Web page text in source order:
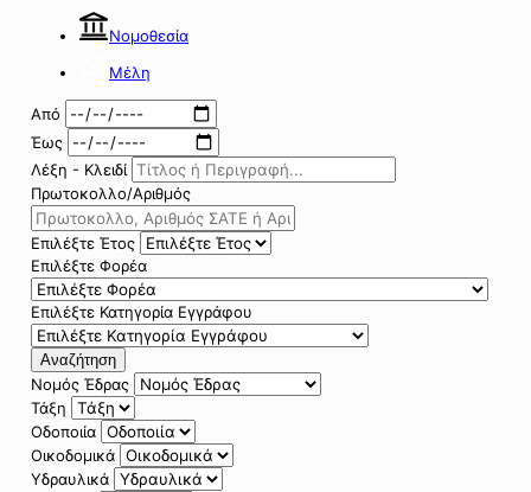
Νομοθεσία
Μέλη
Από
Έως
Λέξη - Κλειδί
Πρωτοκολλο/Αριθμός
Επιλέξτε Έτος
Επιλέξτε Φορέα
Επιλέξτε Κατηγορία Εγγράφου
Αναζήτηση
Νομός Έδρας
Τάξη
Οδοποιία
Οικοδομικά
Υδραυλικά